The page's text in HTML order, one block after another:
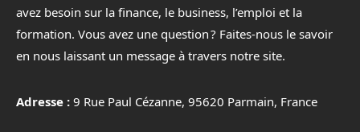
avez besoin sur la finance, le business, l’emploi et la
formation. Vous avez une question ? Faites-nous le savoir
en nous laissant un message à travers notre site.
Adresse : 9 Rue Paul Cézanne, 95620 Parmain, France